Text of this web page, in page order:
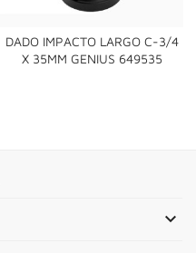
DADO IMPACTO LARGO C-3/4
X 35MM GENIUS 649535
